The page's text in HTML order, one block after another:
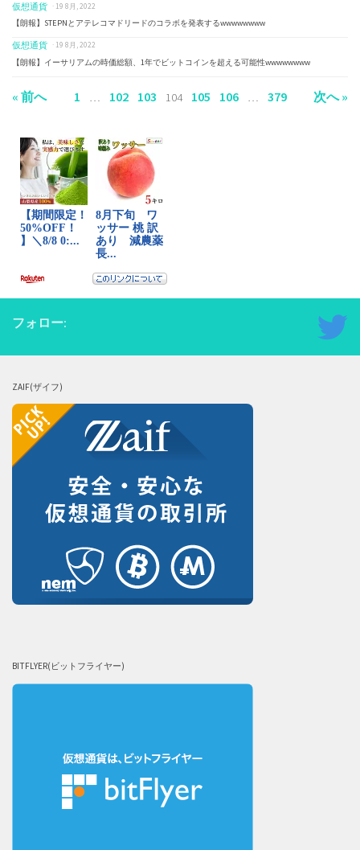
仮想通貨 · 19 8月, 2022
【朗報】STEPNとアテレコマドリードのコラボを発表するwwwwwwww
仮想通貨 · 19 8月, 2022
【朗報】イーサリアムの時価総額、1年でビットコインを超える可能性wwwwwwww
« 前へ 1 … 102 103 104 105 106 … 379 次へ »
フォロー:
ZAIF(ザイフ)
BITFLYER(ビットフライヤー)